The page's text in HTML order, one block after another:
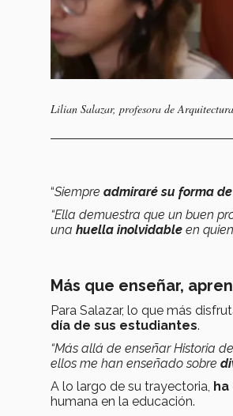
Lilian Salazar, profesora de
“Siempre admiraré su forma
“Ella demuestra que un buen
una huella inolvidable en
Más que enseñar,
Para Salazar, lo que más
día de sus estudiantes.
“Más allá de enseñar Historia
ellos me han enseñado sobre
A lo largo de su trayectoria,
humana en la educación.